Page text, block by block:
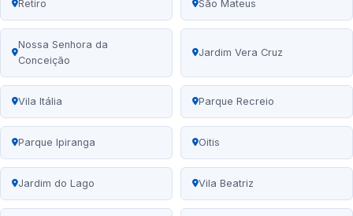
Retiro São Mateus
Nossa Senhora da
Conceição
Jardim Vera Cruz
Vila Itália Parque Recreio
Parque Ipiranga Oitis
Jardim do Lago Vila Beatriz